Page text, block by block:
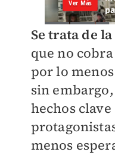
Se trata de
que no
por lo
sin
hechos
menos